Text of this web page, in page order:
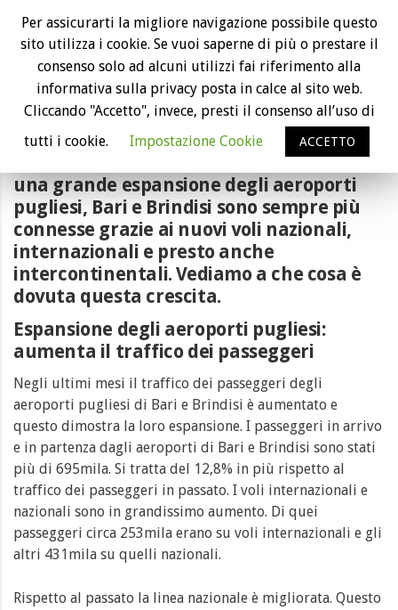
Espansione degli aeroporti pugliesi: Bari e
Brindisi sempre più connesse
Nell’ultimo anno abbiamo assistito ad
una grande espansione degli aeroporti
pugliesi, Bari e Brindisi sono sempre più
connesse grazie ai nuovi voli nazionali,
internazionali e presto anche
intercontinentali. Vediamo a che cosa è
dovuta questa crescita.
Espansione degli aeroporti pugliesi:
aumenta il traffico dei passeggeri
Negli ultimi mesi il traffico dei passeggeri degli
aeroporti pugliesi di Bari e Brindisi è aumentato e
questo dimostra la loro espansione. I passeggeri in arrivo
e in partenza dagli aeroporti di Bari e Brindisi sono stati
più di 695mila. Si tratta del 12,8% in più rispetto al
traffico dei passeggeri in passato. I voli internazionali e
nazionali sono in grandissimo aumento. Di quei
passeggeri circa 253mila erano su voli internazionali e gli
altri 431mila su quelli nazionali.
Rispetto al passato la linea nazionale è migliorata. Questo
Per assicurarti la migliore navigazione possibile questo
sito utilizza i cookie. Se vuoi saperne di più o prestare il
consenso solo ad alcuni utilizzi fai riferimento alla
informativa sulla privacy posta in calce al sito web.
Cliccando "Accetto", invece, presti il consenso all’uso di
tutti i cookie.
Impostazione Cookie ACCETTO